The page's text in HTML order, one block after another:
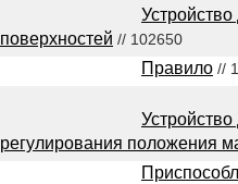
Устройство
поверхностей // 102650
Правило //
Устройство
регулирования положения